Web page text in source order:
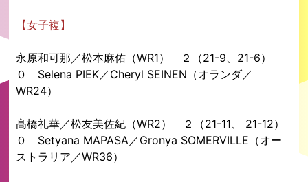
【女子複】
永原和可那／松本麻佑（WR1） ２（21-9、21-6）
０ Selena PIEK／Cheryl SEINEN（オランダ／
WR24）
髙橋礼華／松友美佐紀（WR2） ２（21-11、 21-12）
０ Setyana MAPASA／Gronya SOMERVILLE（オー
ストラリア／WR36）